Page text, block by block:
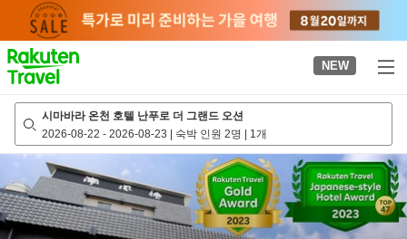
page
NEW
시마바라 온천 호텔 난푸로 더 그랜드 오션
2026-08-22 - 2026-08-23 | 숙박 인원 2명 | 1개